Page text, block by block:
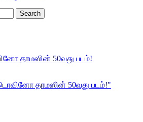
தாமஸின் 50வது படம்!
தாமஸின் 50வது படம்!"